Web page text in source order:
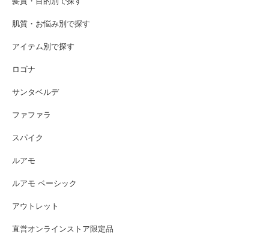
肌質・お悩み別で探す
アイテム別で探す
ロゴナ
サンタベルデ
ファファラ
スパイク
ルアモ
ルアモ ベーシック
アウトレット
直営オンラインストア限定品